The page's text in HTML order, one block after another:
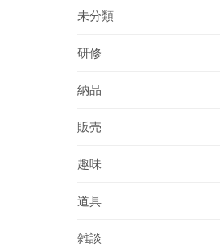
未分類
研修
納品
販売
趣味
道具
雑談